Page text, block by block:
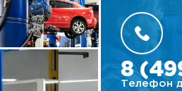
Ремонт Лексус
Ремонт Митсубиси
8
Телефон